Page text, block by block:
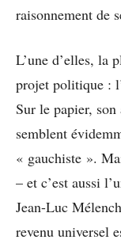
raisonnement de
L’une d’elles, la
projet politique :
Sur le papier,
semblent
« gauchiste ».
– et c’est aussi
Jean-Luc
revenu universel